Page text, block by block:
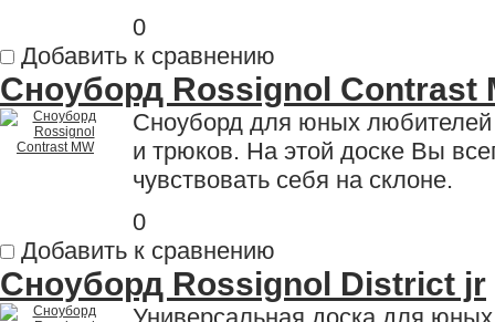
0
Добавить к сравнению
Сноуборд Rossignol Contrast
Сноуборд для юных
и трюков. На этой доске Вы
чувствовать себя на склоне.
0
Добавить к сравнению
Сноуборд Rossignol District jr